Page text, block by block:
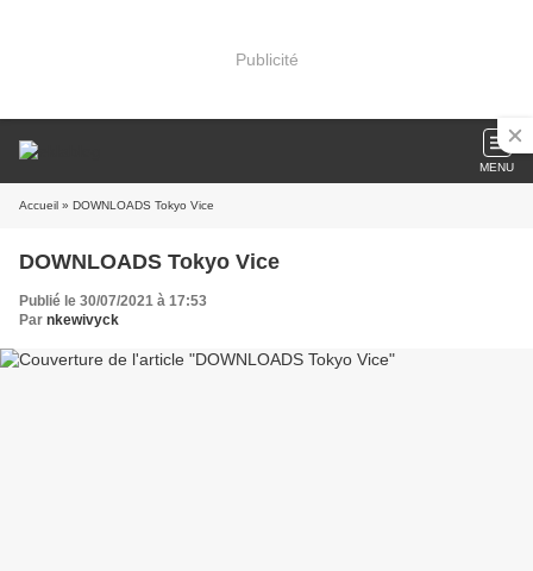
Publicité
MENU
Accueil » DOWNLOADS Tokyo Vice
DOWNLOADS Tokyo Vice
Publié le 30/07/2021 à 17:53
Par nkewivyck